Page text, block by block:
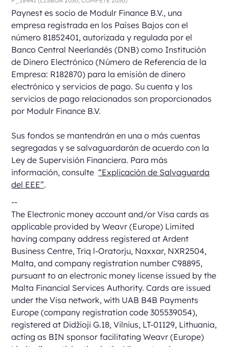
Paynest es socio de Modulr Finance B.V., una
empresa registrada en los Países Bajos con el
número 81852401, autorizada y regulada por el
Banco Central Neerlandés (DNB) como Institución
de Dinero Electrónico (Número de Referencia de la
Empresa: R182870) para la emisión de dinero
electrónico y servicios de pago. Su cuenta y los
servicios de pago relacionados son proporcionados
por Modulr Finance B.V.
Sus fondos se mantendrán en una o más cuentas
segregadas y se salvaguardarán de acuerdo con la
Ley de Supervisión Financiera. Para más
información, consulte“Explicación de Salvaguarda
del EEE”.
--
The Electronic money account and/or Visa cards as
applicable provided by Weavr (Europe) Limited
having company address registered at Ardent
Business Centre, Triq l-Oratorju, Naxxar, NXR2504,
Malta, and company registration number C98895,
pursuant to an electronic money license issued by the
Malta Financial Services Authority. Cards are issued
under the Visa network, with UAB B4B Payments
Europe (company registration code 305539054),
registered at Didžioji G.18, Vilnius, LT-01129, Lithuania,
acting as BIN sponsor facilitating Weavr (Europe)